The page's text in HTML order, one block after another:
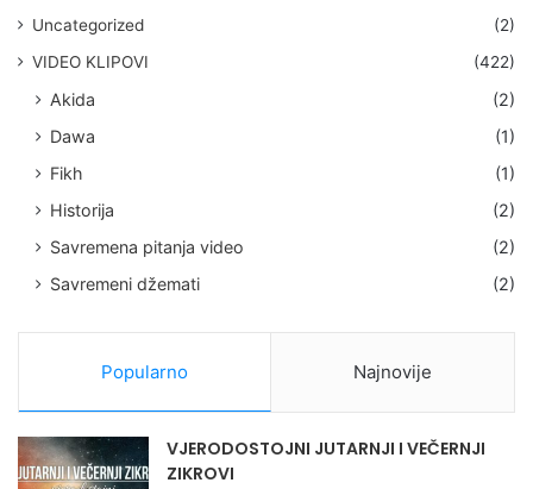
Uncategorized
(2)
VIDEO KLIPOVI
(422)
Akida
(2)
Dawa
(1)
Fikh
(1)
Historija
(2)
Savremena pitanja video
(2)
Savremeni džemati
(2)
Popularno Najnovije
VJERODOSTOJNI JUTARNJI I VEČERNJI
ZIKROVI